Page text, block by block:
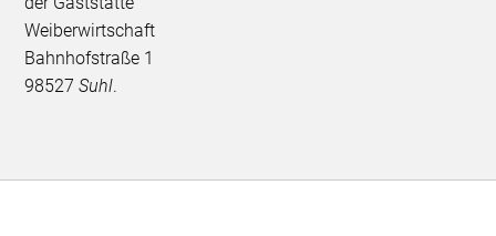
Weiberwirtschaft
Bahnhofstraße 1
98527Suhl.